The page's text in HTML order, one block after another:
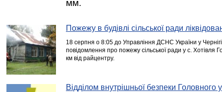
мм.
Пожежу в будівлі сільської ради
18 серпня о 8:05 до Управління ДСНС України у
повідомлення про пожежу сільської ради у с. Хотівля
км від райцентру.
Відділом внутрішньої безпеки